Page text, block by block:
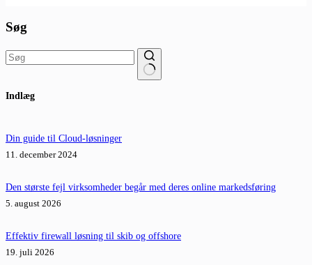
Søg
resultater
Indlæg
Din guide til Cloud-løsninger
11. december 2024
Den største fejl virksomheder begår med deres online markedsføring
5. august 2026
Effektiv firewall løsning til skib og offshore
19. juli 2026